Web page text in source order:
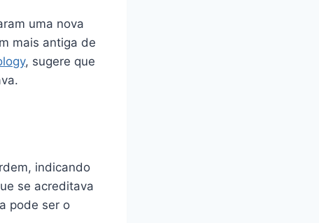
uma nova
mais antiga de
, sugere que
indicando
se acreditava
pode ser o